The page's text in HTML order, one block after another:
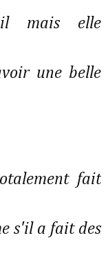
mais elle
une belle
fait
s'il a fait des